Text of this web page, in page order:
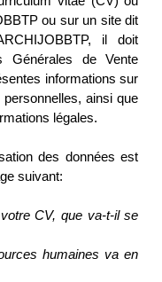
ou sur un site dit
il doit
Générales de Vente
informations sur
ainsi que
légales.
des données est
suivant:
CV, que va-t-il se
humaines va en